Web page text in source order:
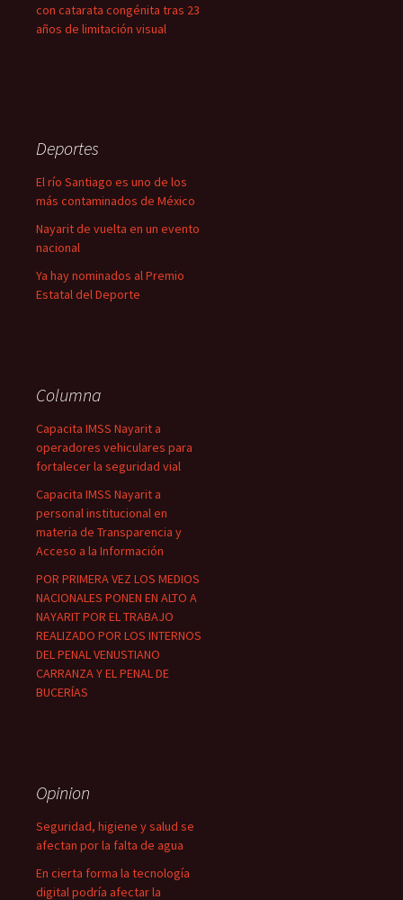
con catarata congénita tras 23
años de limitación visual
Deportes
El río Santiago es uno de los
más contaminados de México
Nayarit de vuelta en un evento
nacional
Ya hay nominados al Premio
Estatal del Deporte
Columna
Capacita IMSS Nayarit a
operadores vehiculares para
fortalecer la seguridad vial
Capacita IMSS Nayarit a
personal institucional en
materia de Transparencia y
Acceso a la Información
POR PRIMERA VEZ LOS MEDIOS
NACIONALES PONEN EN ALTO A
NAYARIT POR EL TRABAJO
REALIZADO POR LOS INTERNOS
DEL PENAL VENUSTIANO
CARRANZA Y EL PENAL DE
BUCERÍAS
Opinion
Seguridad, higiene y salud se
afectan por la falta de agua
En cierta forma la tecnología
digital podría afectar la